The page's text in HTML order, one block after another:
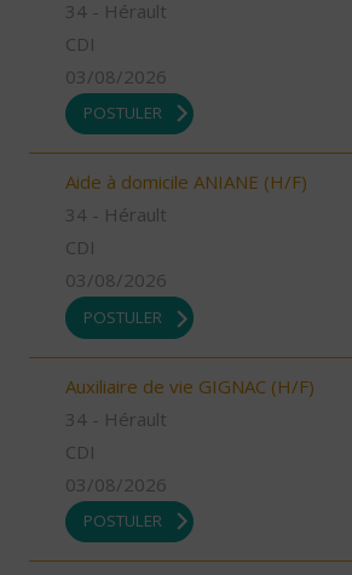
34 - Hérault
CDI
03/08/2026
POSTULER
Aide à domicile ANIANE (H/F)
34 - Hérault
CDI
03/08/2026
POSTULER
Auxiliaire de vie GIGNAC (H/F)
34 - Hérault
CDI
03/08/2026
POSTULER